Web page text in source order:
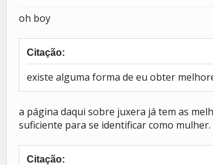
oh boy
Citação:
existe alguma forma de eu obter
a página daqui sobre juxera já tem as
suficiente para se identificar como
Citação: